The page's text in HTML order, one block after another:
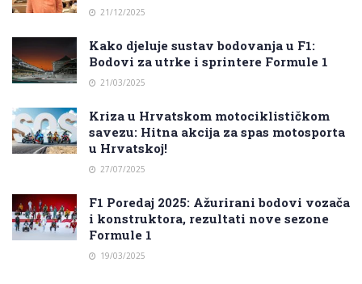
21/12/2025
Kako djeluje sustav bodovanja u F1:
Bodovi za utrke i sprintere Formule 1
21/03/2025
Kriza u Hrvatskom motociklističkom
savezu: Hitna akcija za spas motosporta
u Hrvatskoj!
27/07/2025
F1 Poredaj 2025: Ažurirani bodovi vozača
i konstruktora, rezultati nove sezone
Formule 1
19/03/2025